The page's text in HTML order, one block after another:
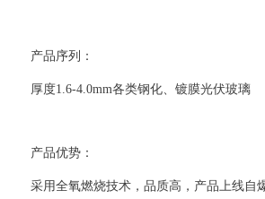
产品序列：
厚度1.6-4.0mm各类钢化、镀膜光伏玻璃
产品优势：
采用全氧燃烧技术，品质高，产品上线自